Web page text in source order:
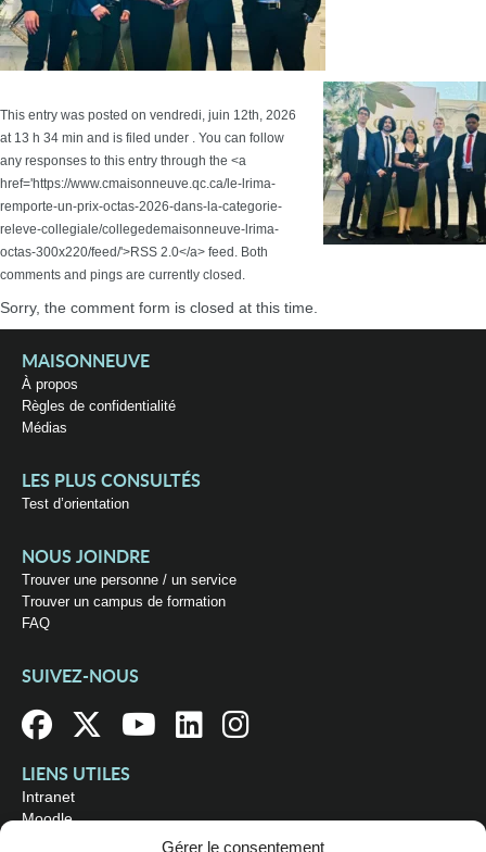
Gérer le consentement
This entry was posted on vendredi, juin 12th, 2026
at 13 h 34 min and is filed under . You can follow
any responses to this entry through the <a
href='https://www.cmaisonneuve.qc.ca/le-lrima-
remporte-un-prix-octas-2026-dans-la-categorie-
releve-collegiale/collegedemaisonneuve-lrima-
octas-300x220/feed/'>RSS 2.0</a> feed. Both
comments and pings are currently closed.
Sorry, the comment form is closed at this time.
MAISONNEUVE
À propos
Règles de confidentialité
Médias
LES PLUS CONSULTÉS
Test d’orientation
NOUS JOINDRE
Trouver une personne / un service
Trouver un campus de formation
FAQ
SUIVEZ-NOUS
LIENS UTILES
Intranet
Moodle